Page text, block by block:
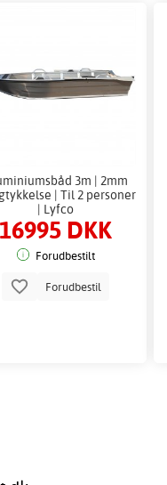
3m | 2mm
| Til 2 personer
| Lyfco
16995 DKK
Forudbestilt
Forudbestil